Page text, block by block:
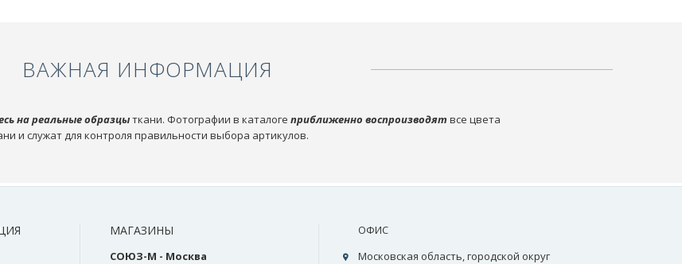
ВАЖНАЯ ИНФОРМАЦИЯ
на реальные образцыткани. Фотографии в каталоге приближенно воспроизводят все цвета
и служат для контроля правильности выбора артикулов.
МАГАЗИНЫ
СОЮЗ-М - Москва
ОФИС
Московская область, городской округ